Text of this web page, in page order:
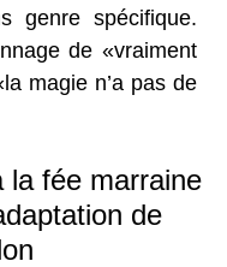
genre spécifique.
de «vraiment
magie n’a pas de
la fée marraine
de